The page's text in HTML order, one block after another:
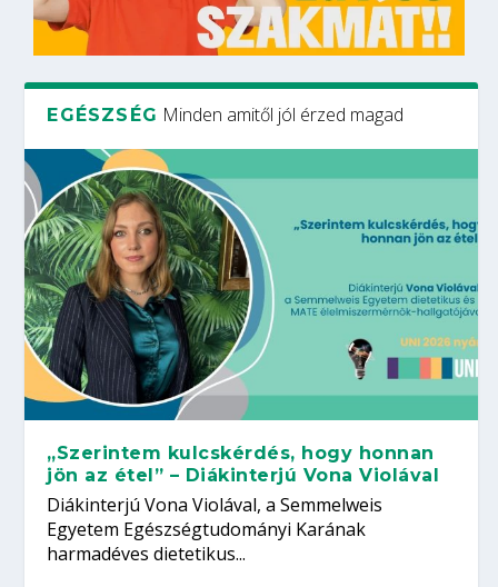
EGÉSZSÉG Minden amitől jól érzed magad
„Szerintem kulcskérdés, hogy honnan
jön az étel” – Diákinterjú Vona Violával
Diákinterjú Vona Violával, a Semmelweis
Egyetem Egészségtudományi Karának
harmadéves dietetikus...